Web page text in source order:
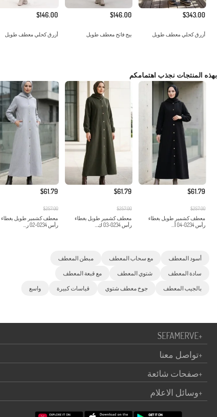
$343.00
أزرق كحلي معطف طويل
$146.00
بيج فاتح معطف طويل
$146.00
أزرق كحلي معطف طويل
بهذه المنتجات نجذب اهتمامكم
$61.79
$257.00
معطف كشمير طويل بغطاء
رأس 0234-04 أ...
$61.79
$257.00
معطف كشمير طويل بغطاء
رأس 0234-03 ك...
$61.79
$257.00
معطف كشمير طويل بغطاء
رأس 0234-02 ر...
أسود المعطف مع سحاب المعطف مبطن المعطف
سادة المعطف شتوي المعطف مع قبعة المعطف
بالجيب المعطف جوخ معطف شتوي قياسات كبيرة واسع
SEFAMERVE+
تواصل معنا+
صفحات شائعة+
وسائل الاعلام+